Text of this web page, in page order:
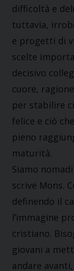
difficoltà e
tuttavia,
e progetti di
scelte
decisivo
cuore,
per stabilire
felice e ciò
pieno
maturità.
Siamo
scrive Mons.
definendo il
l’immagine
cristiano.
giovani a
andare